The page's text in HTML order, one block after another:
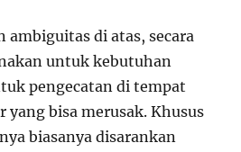
ambiguitas di atas, secara
untuk kebutuhan
pengecatan di tempat
yang bisa merusak. Khusus
biasanya disarankan